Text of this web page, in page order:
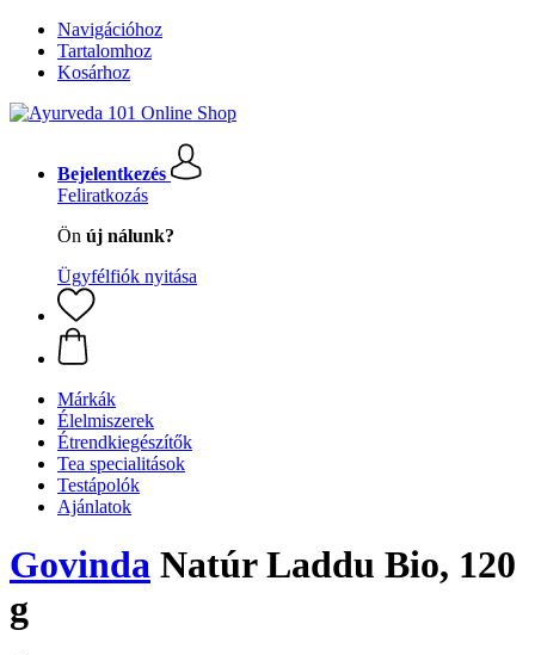
Navigációhoz
Tartalomhoz
Kosárhoz
Bejelentkezés
Feliratkozás
Ön új nálunk?
Ügyfélfiók nyitása
Márkák
Élelmiszerek
Étrendkiegészítők
Tea specialitások
Testápolók
Ajánlatok
Govinda Natúr Laddu Bio, 120
g